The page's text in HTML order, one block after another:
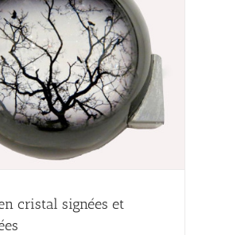
cristal signées et